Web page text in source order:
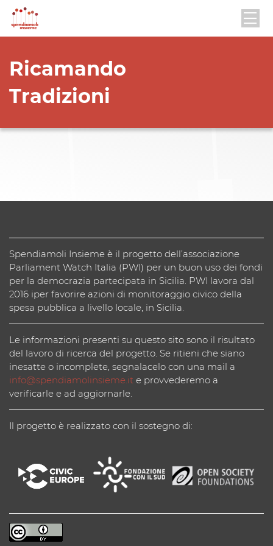
Ricamando
Tradizioni
Spendiamoli Insieme è il progetto dell’associazione
Parliament Watch Italia (PWI) per un buon uso dei fondi
per la democrazia partecipata in Sicilia. PWI lavora dal
2016 iper favorire azioni di monitoraggio civico della
spesa pubblica a livello locale, in Sicilia.
Le informazioni presenti su questo sito sono il risultato
del lavoro di ricerca del progetto. Se ritieni che siano
inesatte o incomplete, segnalacelo con una mail a
info@spendiamolinsieme.it e provvederemo a
verificarle e ad aggiornarle.
Il progetto è realizzato con il sostegno di: